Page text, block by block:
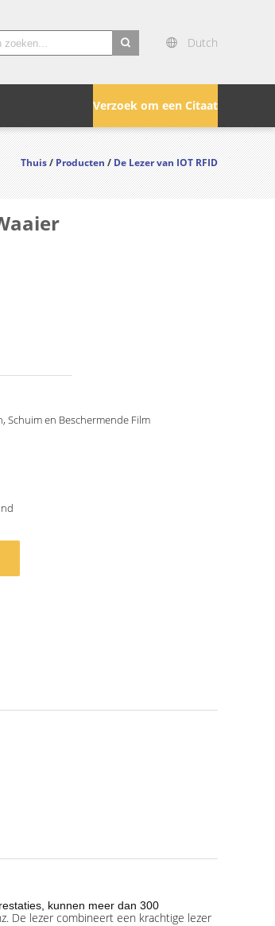
Dutch
Verzoek om een Citaat
Thuis/Producten/De Lezer van IOT RFID
Schuim en Beschermende Film
kunnen meer dan 300
De lezer combineert een krachtige lezer